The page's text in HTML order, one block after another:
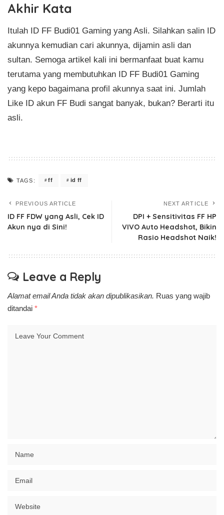
Akhir Kata
Itulah ID FF Budi01 Gaming yang Asli. Silahkan salin ID
akunnya kemudian cari akunnya, dijamin asli dan
sultan. Semoga artikel kali ini bermanfaat buat kamu
terutama yang membutuhkan ID FF Budi01 Gaming
yang kepo bagaimana profil akunnya saat ini. Jumlah
Like ID akun FF Budi sangat banyak, bukan? Berarti itu
asli.
TAGS: ff id ff
PREVIOUS ARTICLE
ID FF FDW yang Asli, Cek ID
Akun nya di Sini!
NEXT ARTICLE
DPI + Sensitivitas FF HP
VIVO Auto Headshot, Bikin
Rasio Headshot Naik!
Leave a Reply
Alamat email Anda tidak akan dipublikasikan. Ruas yang wajib
ditandai *